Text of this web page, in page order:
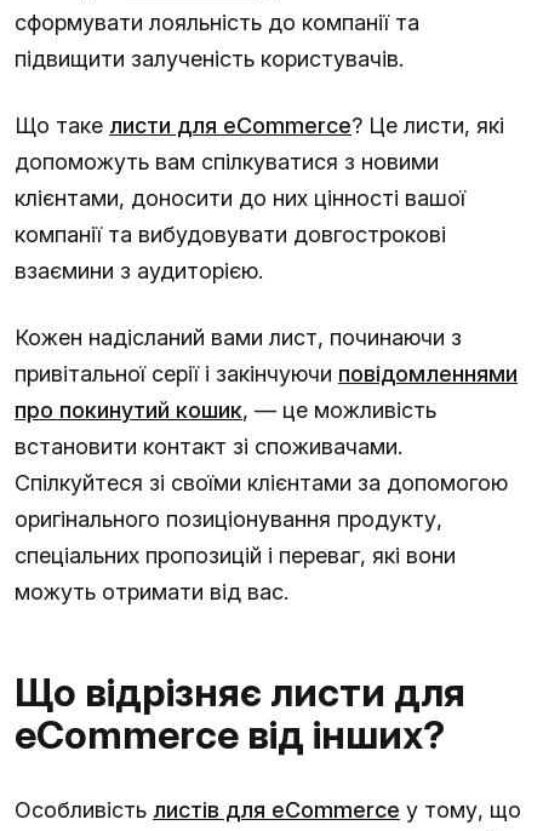
сформувати лояльність до компанії та
підвищити залученість користувачів.
Що таке листи для eCommerce? Це листи, які
допоможуть вам спілкуватися з новими
клієнтами, доносити до них цінності вашої
компанії та вибудовувати довгострокові
взаємини з аудиторією.
Кожен надісланий вами лист, починаючи з
привітальної серії і закінчуючи повідомленнями
про покинутий кошик, — це можливість
встановити контакт зі споживачами.
Спілкуйтеся зі своїми клієнтами за допомогою
оригінального позиціонування продукту,
спеціальних пропозицій і переваг, які вони
можуть отримати від вас.
Що відрізняє листи для
eCommerce від інших?
Особливість листів для eCommerce у тому, що